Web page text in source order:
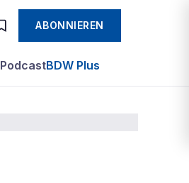
ABONNIEREN
PodcastBDW Plus